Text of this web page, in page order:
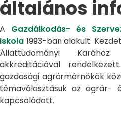
általános
A Gazdálkodás- és
Iskola 1993-ban alakult.
Állattudományi
akkreditációval
gazdasági agrármérnökök
témaválasztásuk az agrár-
kapcsolódott.